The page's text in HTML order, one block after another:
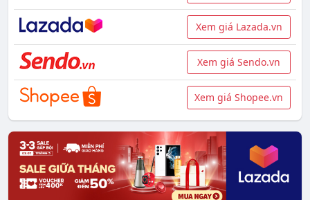
Xem giá Lazada.vn
Xem giá Sendo.vn
Xem giá Shopee.vn